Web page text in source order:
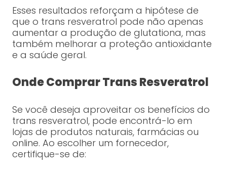
Esses resultados reforçam a hipótese de
que o trans resveratrol pode não apenas
aumentar a produção de glutationa, mas
também melhorar a proteção antioxidante
e a saúde geral.
Onde Comprar Trans Resveratrol
Se você deseja aproveitar os benefícios do
trans resveratrol, pode encontrá-lo em
lojas de produtos naturais, farmácias ou
online. Ao escolher um fornecedor,
certifique-se de: